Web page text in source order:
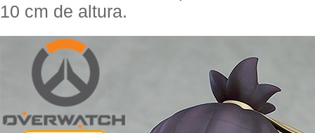
10 cm de altura.